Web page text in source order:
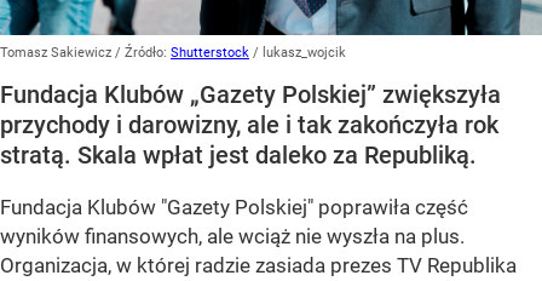
Tomasz Sakiewicz / Źródło: Shutterstock / lukasz_wojcik
Fundacja Klubów „Gazety Polskiej” zwiększyła
przychody i darowizny, ale i tak zakończyła rok
stratą. Skala wpłat jest daleko za Republiką.
Fundacja Klubów "Gazety Polskiej" poprawiła część
wyników finansowych, ale wciąż nie wyszła na plus.
Organizacja, w której radzie zasiada prezes TV Republika